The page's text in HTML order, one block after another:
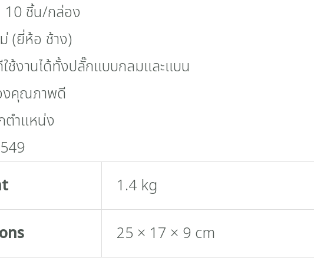
10 ชิ้น/กล่อง
(ยี่ห้อ ช้าง)
งานได้ทั้งปลั๊กแบบกลมและแบน
งคุณภาพดี
ตำแหน่ง
1.4 kg
25 × 17 × 9 cm